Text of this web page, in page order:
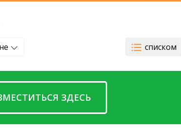
списком
ЗДЕСЬ